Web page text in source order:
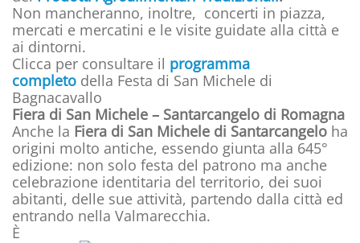
Non mancheranno, inoltre, concerti in piazza,
mercati e mercatini e le visite guidate alla città e
ai dintorni.
Clicca per consultare il programma
completo della Festa di San Michele di
Bagnacavallo
Fiera di San Michele – Santarcangelo di Romagna
Anche la Fiera di San Michele di Santarcangelo ha
origini molto antiche, essendo giunta alla 645°
edizione: non solo festa del patrono ma anche
celebrazione identitaria del territorio, dei suoi
abitanti, delle sue attività, partendo dalla città ed
entrando nella Valmarecchia.
È